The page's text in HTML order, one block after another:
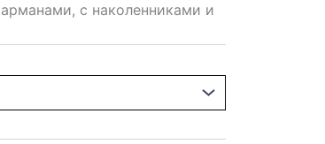
с наколенниками и